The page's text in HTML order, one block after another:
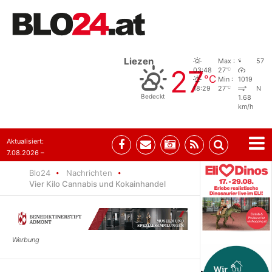
Liezen
Bedeckt 27°C
03:48
18:29
Max :
27°C
Min :
27°C
57
1019
N
1.68
km/h
Aktualisiert:
7.08.2026 –
Blo24
Nachrichten
Vier Kilo Cannabis und Kokainhandel